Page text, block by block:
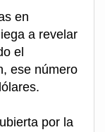
en
a revelar
el
ese número
por la